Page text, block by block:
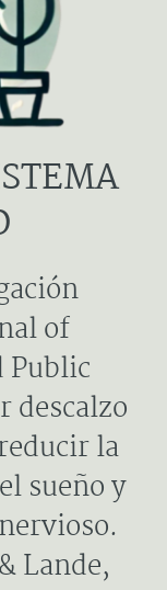
of
descalzo
la
sueño y
Lande,